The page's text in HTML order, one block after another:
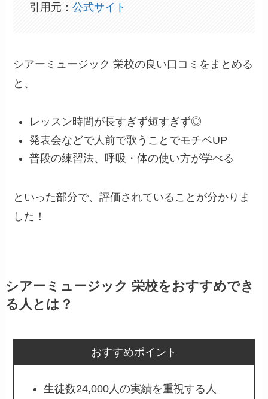
引用元：公式サイト
シアーミュージック 栄校の良い口コミをまとめる
と、
レッスン時間が長すぎず短すぎず◎
発表会などで人前で歌うことでモチベUP
普段の練習法、呼吸・体の使い方が学べる
といった部分で、評価されていることが分かりま
した！
シアーミュージック 栄校をおすすめでき
る人とは？
おすすめポイント
生徒数24,000人の実績を重視する人